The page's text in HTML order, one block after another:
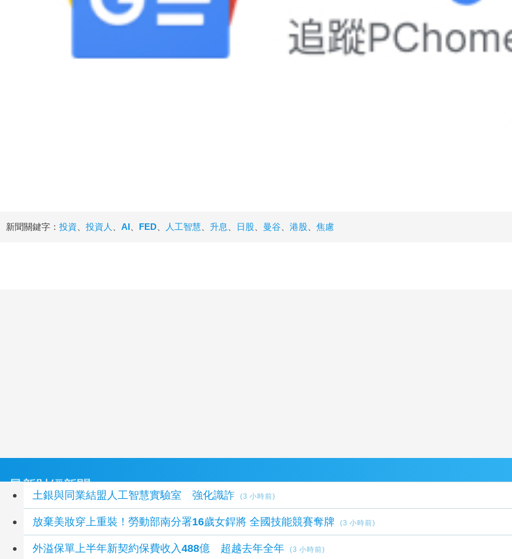
新聞關鍵字： 投資、 投資人 、 AI、 FED、 人工智慧、 升息、 日股、 曼谷、 港股、 焦慮
最新財經新聞
土銀與同業結盟人工智慧實驗室 強化識詐 (3 小時前)
放棄美妝穿上重裝！勞動部南分署16歲女銲將 全國技能競賽奪牌 (3 小時前)
外溢保單上半年新契約保費收入488億 超越去年全年 (3 小時前)